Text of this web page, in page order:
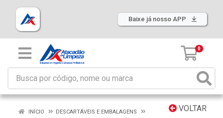
Baixe já nosso APP
0
VOLTAR
INÍCIO
DESCARTÁVEIS E EMBALAGENS